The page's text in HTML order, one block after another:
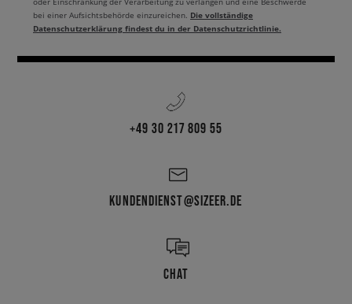
bei einer Aufsichtsbehörde einzureichen. Die vollständige
Datenschutzerklärung findest du in der Datenschutzrichtlinie.
+49 30 217 809 55
KUNDENDIENST@SIZEER.DE
CHAT